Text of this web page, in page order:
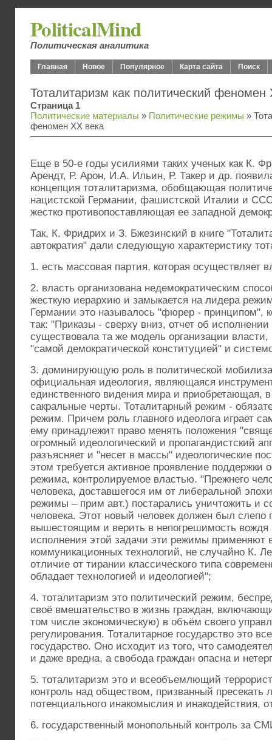
PoliticalMind
Политическая аналитика
Главная Новое Популярное Карта сайта Поиск
Тоталитаризм как политический феномен
Страница 1
Политические материалы » Политические режимы »
феномен ХХ века
Еще в 50-е годы усилиями таких ученых как К.
Арендт, Р. Арон, И.А. Ильин, Р. Такер и др.
концепция тоталитаризма, обобщающая
нацистской Германии, фашистской Италии и
жестко противопоставляющая ее западной
Так, К. Фридрих и З. Бжезинский в книге
автократия" дали следующую характеристику
1. есть массовая партия, которая осуществляет
2. власть организована недемократическим
жесткую иерархию и замыкается на лидера
Германии это называлось "фюрер - принципом",
так: "Приказы - сверху вниз, отчет об
существовала та же модель организации власти,
"самой демократической конституцией" и
3. доминирующую роль в политической
официальная идеология, являющаяся
единственного видения мира и приобретающая,
сакральные черты. Тоталитарный режим -
режим. Причем роль главного идеолога играет
ему принадлежит право менять положения
огромный идеологический и пропагандистский
разъясняет и "несет в массы" идеологические
этом требуется активное проявление
режима, контролируемое властью. "Прежнего
человека, доставшегося им от либеральной
режимы – прим авт.) постарались уничтожить и
человека. Этот новый человек должен был слепо
вышестоящим и верить в непогрешимость
исполнения этой задачи эти режимы
коммуникационных технологий, не случайно К.
отличие от тирании классического типа
обладает технологией и идеологией";
4. тоталитаризм это политический режим,
своё вмешательство в жизнь граждан,
том числе экономическую) в объём своего
регулирования. Тоталитарное государство это
государство. Оно исходит из того, что
и даже вредна, а свобода граждан опасна и
5. тоталитаризм это и всеобъемлющий
контроль над обществом, призванный
потенциального инакомыслия и инакодействия,
6. государственный монопольный контроль за